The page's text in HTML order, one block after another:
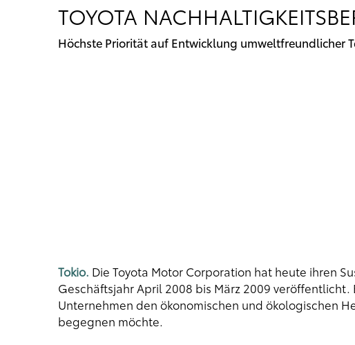
TOYOTA
Höchste Priorität auf Entwicklung umweltfreundlicher
Tokio. Die Toyota Motor Corporation hat heute ihren
Geschäftsjahr April 2008 bis März 2009
Unternehmen den ökonomischen und ökologischen
begegnen möchte.